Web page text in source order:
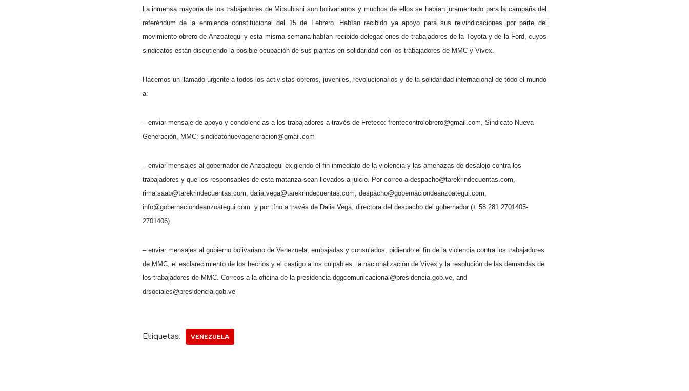
La inmensa mayoría de los trabajadores de Mitsubishi son bolivarianos y muchos de ellos se habían juramentado para la campaña del
referéndum de la enmienda constitucional del 15 de Febrero. Habían recibido ya apoyo para sus reivindicaciones por parte del
movimiento obrero de Anzoategui y esta misma semana habían recibido delegaciones de trabajadores de la Toyota y de la Ford, cuyos
sindicatos están discutiendo la posible ocupación de sus plantas en solidaridad con los trabajadores de MMC y Vivex.
Hacemos un llamado urgente a todos los activistas obreros, juveniles, revolucionarios y de la solidaridad internacional de todo el mundo
a:
– enviar mensaje de apoyo y condolencias a los trabajadores a través de Freteco: frentecontrolobrero@gmail.com, Sindicato Nueva
Generación, MMC: sindicatonuevageneracion@gmail.com
– enviar mensajes al gobernador de Anzoategui exigiendo el fin inmediato de la violencia y las amenazas de desalojo contra los
trabajadores y que los responsables de esta matanza sean llevados a juicio. Por correo a despacho@tarekrindecuentas.com,
rima.saab@tarekrindecuentas.com, dalia.vega@tarekrindecuentas.com, despacho@gobernaciondeanzoategui.com,
info@gobernaciondeanzoategui.com y por tfno a través de Dalia Vega, directora del despacho del gobernador (+ 58 281 2701405-
2701406)
– enviar mensajes al gobierno bolivariano de Venezuela, embajadas y consulados, pidiendo el fin de la violencia contra los trabajadores
de MMC, el esclarecimiento de los hechos y el castigo a los culpables, la nacionalización de Vivex y la resolución de las demandas de
los trabajadores de MMC. Correos a la oficina de la presidencia dggcomunicacional@presidencia.gob.ve, and
drsociales@presidencia.gob.ve
Etiquetas: VENEZUELA